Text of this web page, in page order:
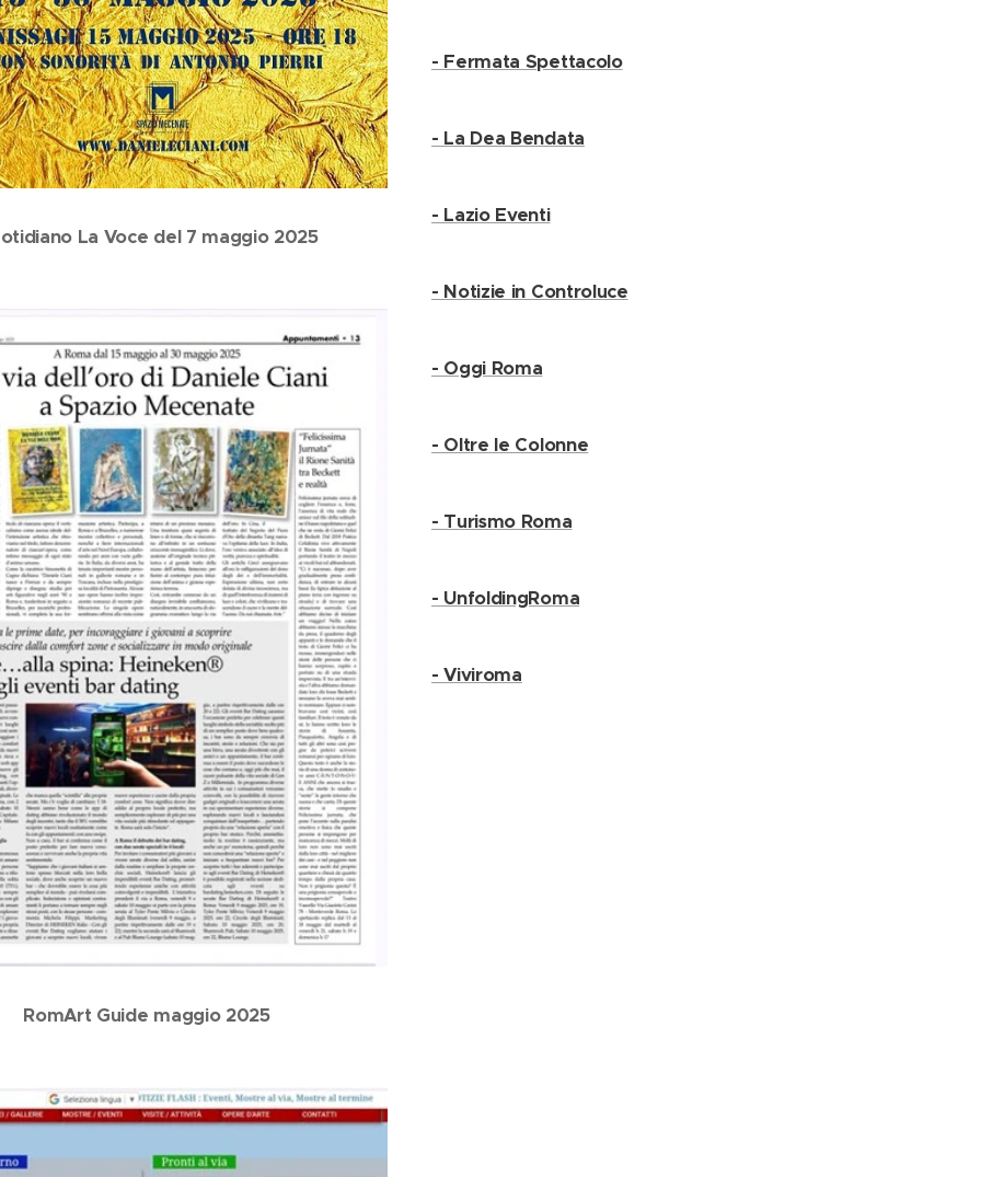
La Voce del 7 maggio 2025
RomArt Guide maggio 2025
- Fermata Spettacolo
- La Dea Bendata
- Lazio Eventi
- Notizie in Controluce
- Oggi Roma
- Oltre le Colonne
- Turismo Roma
- UnfoldingRoma
- Viviroma